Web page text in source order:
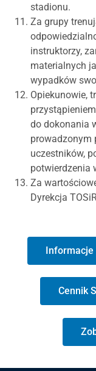
stadionu.
Za grupy
instruktorzy,
materialnych
wypadków
Opiekunowie,
do dokonania
prowadzonym
uczestników,
potwierdzenia
Za
Dyrekcja
Informacje
Cennik